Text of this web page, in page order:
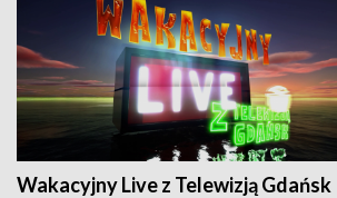
Wakacyjny Live z Telewizją Gdańsk